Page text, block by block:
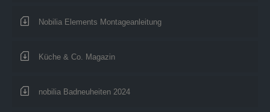
Nobilia Elements Montageanleitung
Küche & Co. Magazin
nobilia Badneuheiten 2024